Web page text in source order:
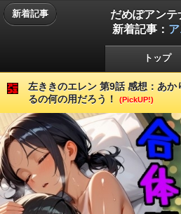
新着記事
だめぽアンテ
新着記事：
トップ
左ききのエレン 第9話 感想：あか
るの何の用だろう！
(PickUP!)